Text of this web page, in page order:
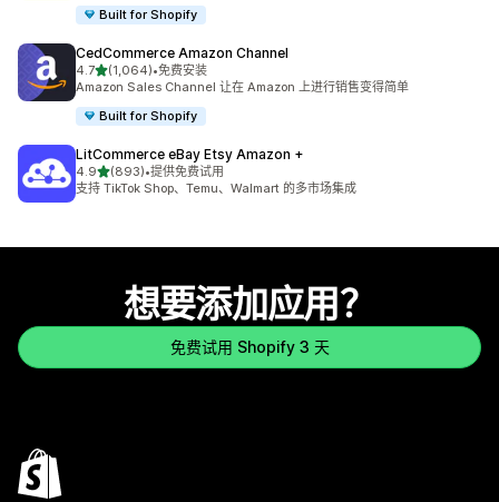
Built for Shopify
CedCommerce Amazon Channel
4.7星（满分 5 星）
(1,064)
总共 1064 条评论
•免费安装
Amazon Sales Channel 让在 Amazon 上进行销售变得简单
Built for Shopify
LitCommerce eBay Etsy Amazon +
4.9星（满分 5 星）
(893)
总共 893 条评论
•提供免费试用
支持 TikTok Shop、Temu、Walmart 的多市场集成
想要添加应用？
免费试用 Shopify 3 天